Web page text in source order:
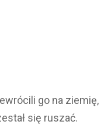
go na ziemię,
się ruszać.